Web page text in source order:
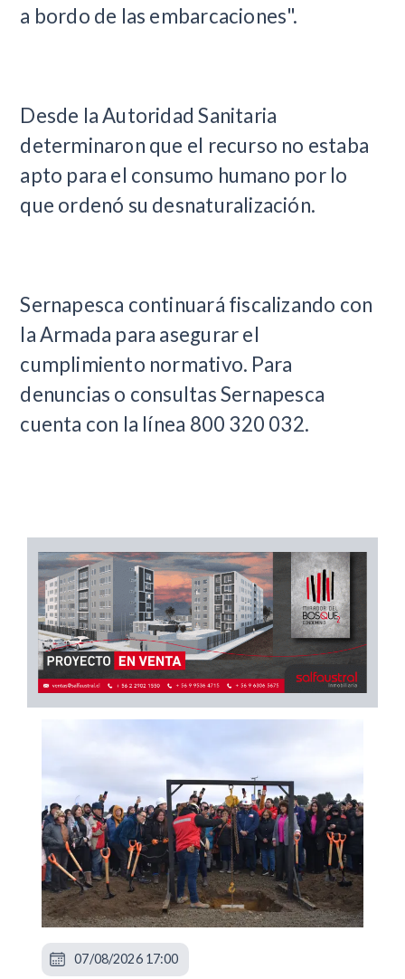
a bordo de las embarcaciones".
Desde la Autoridad Sanitaria
determinaron que el recurso no estaba
apto para el consumo humano por lo
que ordenó su desnaturalización.
Sernapesca continuará fiscalizando con
la Armada para asegurar el
cumplimiento normativo. Para
denuncias o consultas Sernapesca
cuenta con la línea 800 320 032.
07/08/2026 17:00